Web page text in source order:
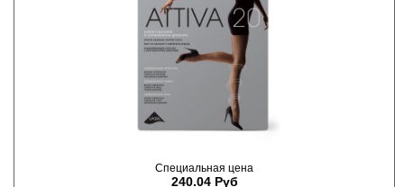
поддерживающими
шортиками и
Специальная цена
240.04 Руб